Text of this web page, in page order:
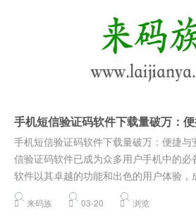
手机短信验证码软件下载量破万：
手机短信验证码软件下载量破万：便捷
信验证码软件已成为众多用户手机中的
软件以其卓越的功能和出色的用户体验，
来码族 03-20 浏览